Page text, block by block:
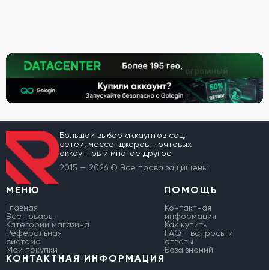
Большой выбор аккаунтов соц.
сетей, мессенджеров, почтовых
аккаунтов и многое другое.
2015 — 2026 © Все права защищены
МЕНЮ
Главная
Все товары
Категории магазина
Реферальная
система
Мои покупки
ПОМОЩЬ
Контактная
информация
Как купить
FAQ - вопросы и
ответы
База знаний
КОНТАКТНАЯ ИНФОРМАЦИЯ